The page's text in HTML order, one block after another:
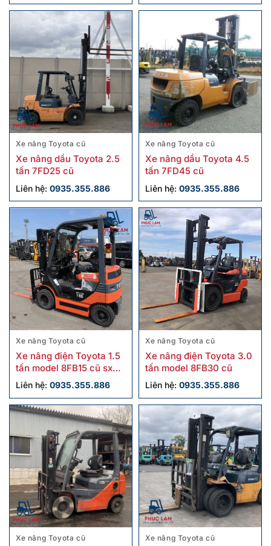
Xe nâng Toyota cũ
Xe nâng dầu Toyota 2.5
tấn 7FD25 cũ
Liên hệ: 0935.355.886
Xe nâng Toyota cũ
Xe nâng dầu Toyota 4.5
tấn 7FD45 cũ
Liên hệ: 0935.355.886
Xe nâng Toyota cũ
Xe nâng điện Toyota 1.5
tấn model 8FB15 cũ sx
2021
Liên hệ: 0935.355.886
Xe nâng Toyota cũ
Xe nâng điện Toyota 3.0
tấn model 8FB30 cũ
Liên hệ: 0935.355.886
Xe nâng Toyota cũ Xe nâng Toyota cũ